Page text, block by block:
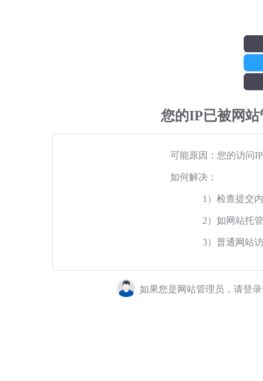
您的IP已被网
可能原因：您的访问
如何解决：
1）检查提交
2）如网站托
3）普通网站
如果您是网站管理员，请登